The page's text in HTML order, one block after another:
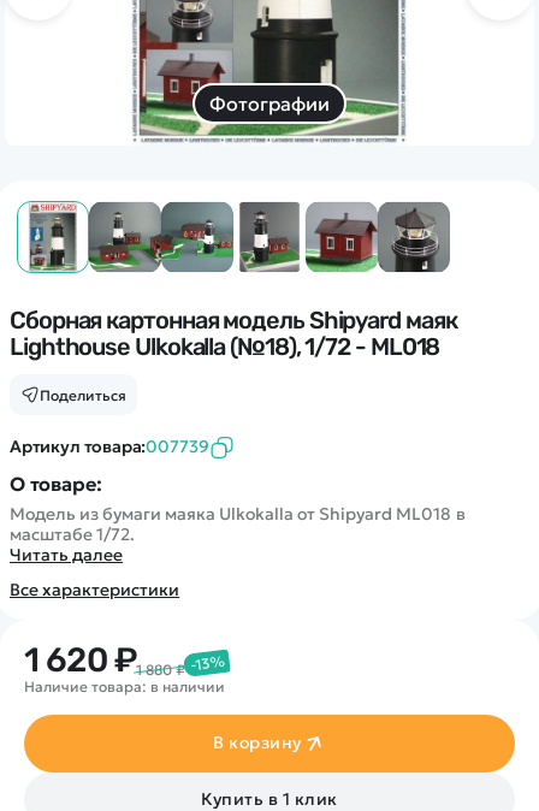
Фотографии
Сборная картонная модель Shipyard маяк
Lighthouse Ulkokalla (№18), 1/72 - ML018
Поделиться
Артикул товара:007739
О товаре:
Модель из бумаги маяка Ulkokalla от Shipyard ML018 в
масштабе 1/72.
Читать далее
Все характеристики
1 620 ₽1 880 ₽ -13%
Наличие товара: в наличии
В корзину
Купить в 1 клик
Дополнительный способ связи
WhatsApp/Мобильный
Есть вопрос? Можем связаться с вами
Наши соцсети:
Каталог
Квадрокоптеры
Машинки
Танки
Вертолеты
Самолеты
Сборные модели
Детские электромобили
Спецтехника
Железные дороги
Информация
Оптовые продажи
Блог
Статьи про беспилотники
Аренда Квадрокоптеров
Покупка в кредит
Покупателю
Контакты
Помощь
Отследить заказ
Оплата на сайте